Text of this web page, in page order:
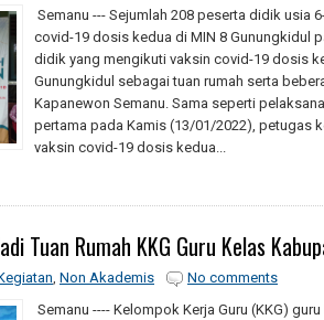
Semanu --- Sejumlah 208 peserta didik usia
covid-19 dosis kedua di MIN 8 Gunungkidul
didik yang mengikuti vaksin covid-19 dosis
Gunungkidul sebagai tuan rumah serta
Kapanewon Semanu. Sama seperti
pertama pada Kamis (13/01/2022), petugas
vaksin covid-19 dosis kedua...
Tuan Rumah KKG Guru Kelas
, Non Akademis
No comments
Semanu ---- Kelompok Kerja Guru (KKG)